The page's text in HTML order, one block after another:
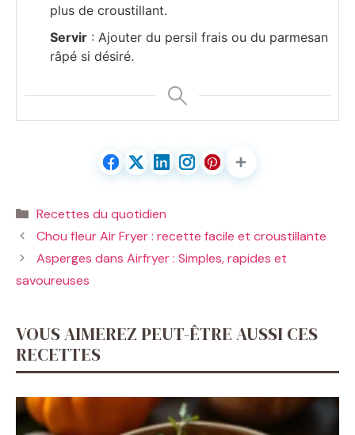
plus de croustillant.
Servir : Ajouter du persil frais ou du parmesan
râpé si désiré.
Catégories
Recettes du quotidien
Chou fleur Air Fryer : recette facile et croustillante
Asperges dans Airfryer : Simples, rapides et
savoureuses
VOUS AIMEREZ PEUT-ÊTRE AUSSI CES
RECETTES